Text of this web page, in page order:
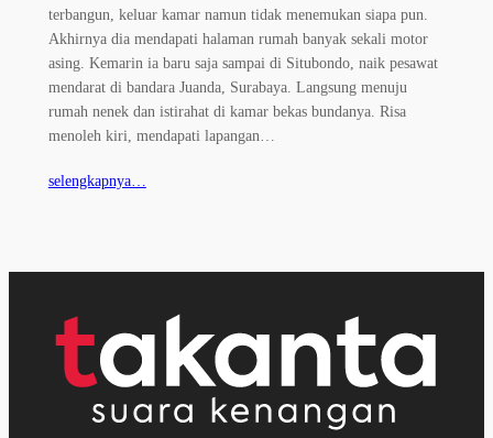
terbangun, keluar kamar namun tidak menemukan siapa pun.
Akhirnya dia mendapati halaman rumah banyak sekali motor
asing. Kemarin ia baru saja sampai di Situbondo, naik pesawat
mendarat di bandara Juanda, Surabaya. Langsung menuju
rumah nenek dan istirahat di kamar bekas bundanya. Risa
menoleh kiri, mendapati lapangan…
selengkapnya…